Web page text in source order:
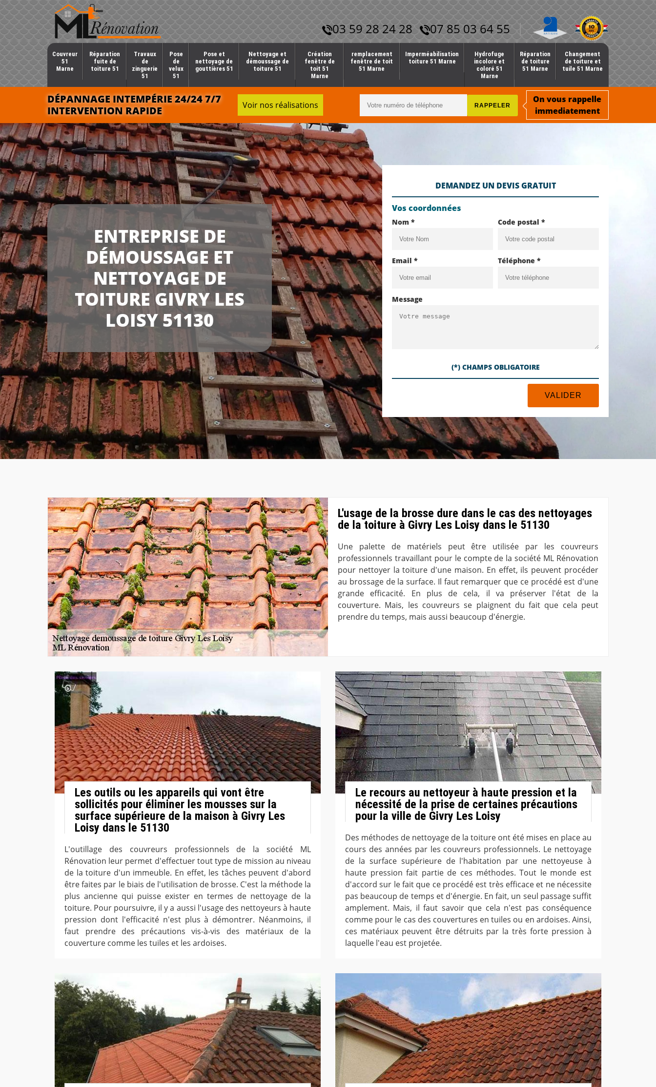
03 59 28 24 28 07 85 03 64 55
Couvreur
51
Marne
Réparation
fuite de
toiture 51
Travaux
de
zinguerie
51
Pose
de
velux
51
Pose et
nettoyage de
gouttières 51
Nettoyage et
démoussage de
toiture 51
Création
fenêtre de
toit 51
Marne
remplacement
fenêtre de toit
51 Marne
Imperméabilisation
toiture 51 Marne
Hydrofuge
incolore et
coloré 51
Marne
Réparation
de toiture
51 Marne
Changement
de toiture et
tuile 51 Marne
DÉPANNAGE INTEMPÉRIE 24/24 7/7
INTERVENTION RAPIDE
Voir nos réalisations
On vous rappelle
immediatement
ENTREPRISE DE
DÉMOUSSAGE ET
NETTOYAGE DE
TOITURE GIVRY LES
LOISY 51130
DEMANDEZ UN DEVIS GRATUIT
Vos coordonnées
Nom * Code postal *
Email * Téléphone *
Message
(*) CHAMPS OBLIGATOIRE
L'usage de la brosse dure dans le cas des nettoyages
de la toiture à Givry Les Loisy dans le 51130
Une palette de matériels peut être utilisée par les couvreurs
professionnels travaillant pour le compte de la société ML Rénovation
pour nettoyer la toiture d'une maison. En effet, ils peuvent procéder
au brossage de la surface. Il faut remarquer que ce procédé est d'une
grande efficacité. En plus de cela, il va préserver l'état de la
couverture. Mais, les couvreurs se plaignent du fait que cela peut
prendre du temps, mais aussi beaucoup d'énergie.
Les outils ou les appareils qui vont être
sollicités pour éliminer les mousses sur la
surface supérieure de la maison à Givry Les
Loisy dans le 51130
L'outillage des couvreurs professionnels de la société ML
Rénovation leur permet d'effectuer tout type de mission au niveau
de la toiture d'un immeuble. En effet, les tâches peuvent d'abord
être faites par le biais de l'utilisation de brosse. C'est la méthode la
plus ancienne qui puisse exister en termes de nettoyage de la
toiture. Pour poursuivre, il y a aussi l'usage des nettoyeurs à haute
pression dont l'efficacité n'est plus à démontrer. Néanmoins, il
faut prendre des précautions vis-à-vis des matériaux de la
couverture comme les tuiles et les ardoises.
Le recours au nettoyeur à haute pression et la
nécessité de la prise de certaines précautions
pour la ville de Givry Les Loisy
Des méthodes de nettoyage de la toiture ont été mises en place au
cours des années par les couvreurs professionnels. Le nettoyage
de la surface supérieure de l'habitation par une nettoyeuse à
haute pression fait partie de ces méthodes. Tout le monde est
d'accord sur le fait que ce procédé est très efficace et ne nécessite
pas beaucoup de temps et d'énergie. En fait, un seul passage suffit
amplement. Mais, il faut savoir que cela n'est pas conséquence
comme pour le cas des couvertures en tuiles ou en ardoises. Ainsi,
ces matériaux peuvent être détruits par la très forte pression à
laquelle l'eau est projetée.